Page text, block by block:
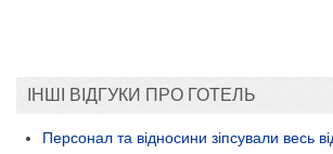
ІНШІ ВІДГУКИ ПРО ГОТЕЛЬ
Персонал та відносини зіпсували весь